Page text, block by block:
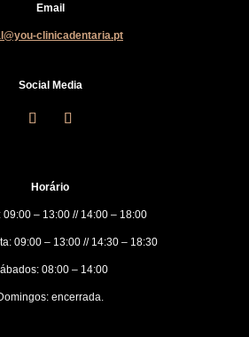
Email
clinicadentaria.pt
Social Media
Horário
09:00 – 13:00 // 14:00 – 18:00
09:00 – 13:00 // 14:30 – 18:30
08:00 – 14:00
encerrada.